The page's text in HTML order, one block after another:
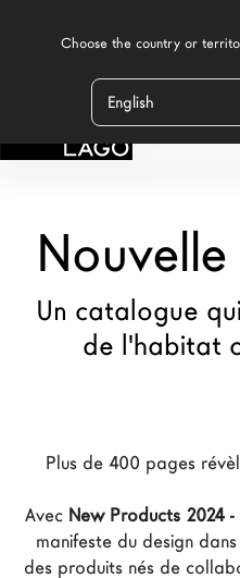
Produits
Configurateur
Contract
Magasins
La Brand
Architectes
LAGO Homes
NOUVELLE
Un catalogue
de l'habitat
Plus de 400 pages
Avec New Products 2024 -
manifeste du design
des produits nés de